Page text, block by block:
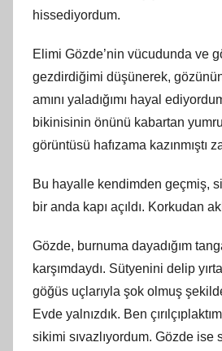
hissediyordum.
Elimi Gözde’nin vücudunda ve
gezdirdiğimi düşünerek,
amını yaladığımı hayal
bikinisinin önünü kabartan
görüntüsü hafızama kazınmıştı
Bu hayalle kendimden geçmiş,
bir anda kapı açıldı. Korkudan
Gözde, burnuma dayadığım
karşımdaydı. Sütyenini delip
göğüs uçlarıyla şok olmuş
Evde yalnızdık. Ben
sikimi sıvazlıyordum. Gözde ise